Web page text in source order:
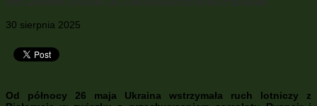
30 sierpnia 2025
Od północy 26 maja Ukraina wstrzymała ruch lotniczy z